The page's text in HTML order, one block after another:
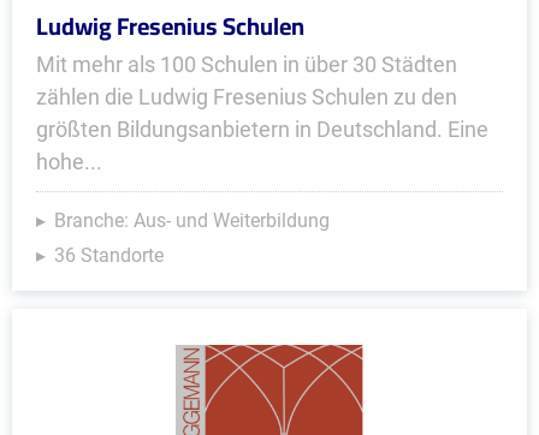
Ludwig Fresenius Schulen
Mit mehr als 100 Schulen in über 30 Städten
zählen die Ludwig Fresenius Schulen zu den
größten Bildungsanbietern in Deutschland. Eine
hohe...
Branche: Aus- und Weiterbildung
36 Standorte